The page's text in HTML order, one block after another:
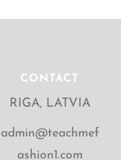
CONTACT
RIGA, LATVIA
admin@teachmef
ashion1.com